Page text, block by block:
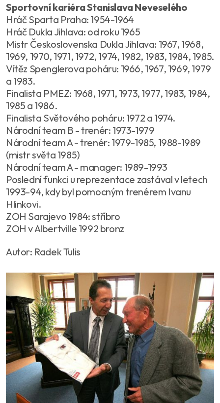
Sportovní kariéra Stanislava Neveselého
Hráč Sparta Praha: 1954-1964
Hráč Dukla Jihlava: od roku 1965
Mistr Československa Dukla Jihlava: 1967, 1968,
1969, 1970, 1971, 1972, 1974, 1982, 1983, 1984, 1985.
Vítěz Spenglerova poháru: 1966, 1967, 1969, 1979
a 1983.
Finalista PMEZ: 1968, 1971, 1973, 1977, 1983, 1984,
1985 a 1986.
Finalista Světového poháru: 1972 a 1974.
Národní team B - trenér: 1973-1979
Národní team A - trenér: 1979-1985, 1988-1989
(mistr světa 1985)
Národní team A - manager: 1989-1993
Poslední funkci u reprezentace zastával v letech
1993-94, kdy byl pomocným trenérem Ivanu
Hlinkovi.
ZOH Sarajevo 1984: stříbro
ZOH v Albertville 1992 bronz
Autor: Radek Tulis